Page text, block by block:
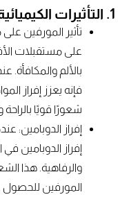
تأثير المورفين
على مستقبلات
بالألم والمكافأة.
فإنه يعزز إفراز
شعورًا قويًا بالراحة
إفراز الدوبامين:
إفراز الدوبامين
والرفاهية. هذا
المورفين للحصول